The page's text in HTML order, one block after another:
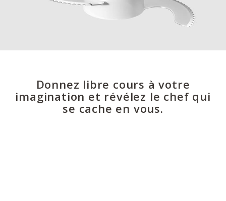
Donnez libre cours à votre
imagination et révélez le chef qui
se cache en vous.